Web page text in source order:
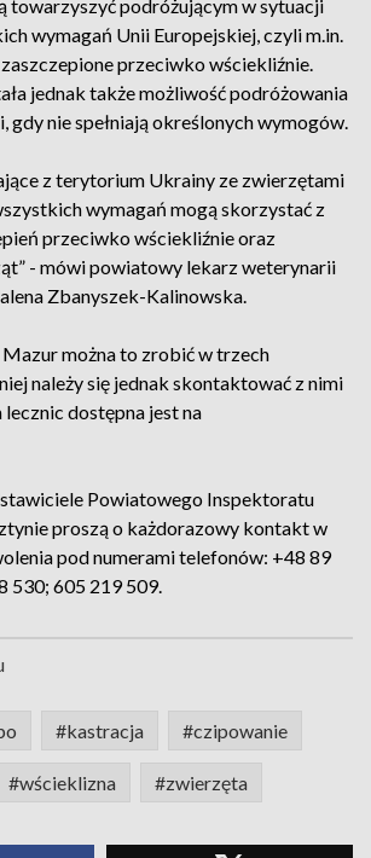
towarzyszyć podróżującym w sytuacji
wymagań Unii Europejskiej, czyli m.in.
przeciwko wściekliźnie.
jednak także możliwość podróżowania
gdy nie spełniają określonych wymogów.
z terytorium Ukrainy ze zwierzętami
wymagań mogą skorzystać z
przeciwko wściekliźnie oraz
- mówi powiatowy lekarz weterynarii
Zbanyszek-Kalinowska.
można to zrobić w trzech
należy się jednak skontaktować z nimi
dostępna jest na
Powiatowego Inspektoratu
proszą o każdorazowy kontakt w
pod numerami telefonów: +48 89
530; 605 219 509.
#kastracja #czipowanie
#wścieklizna #zwierzęta